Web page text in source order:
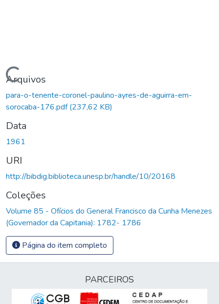
Carregando...
Arquivos
para-o-tenente-coronel-paulino-ayres-de-aguirra-em-
sorocaba-176.pdf(237,62 KB)
Data
1961
URI
http://bibdig.biblioteca.unesp.br/handle/10/20168
Coleções
Volume 85 - Ofícios do General Francisco da Cunha Menezes
(Governador da Capitania): 1782- 1786
Página do item completo
PARCEIROS